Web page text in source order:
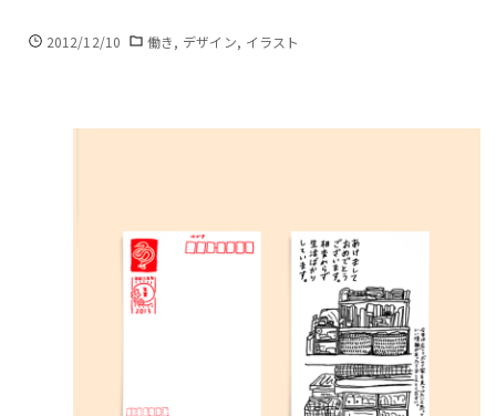
2012/12/10 働き デザイン イラスト